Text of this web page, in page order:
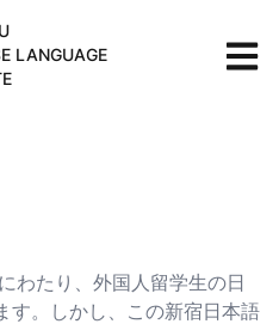
LANGUAGE
わたり、外国人留学生の日
す。しかし、この新宿日本語